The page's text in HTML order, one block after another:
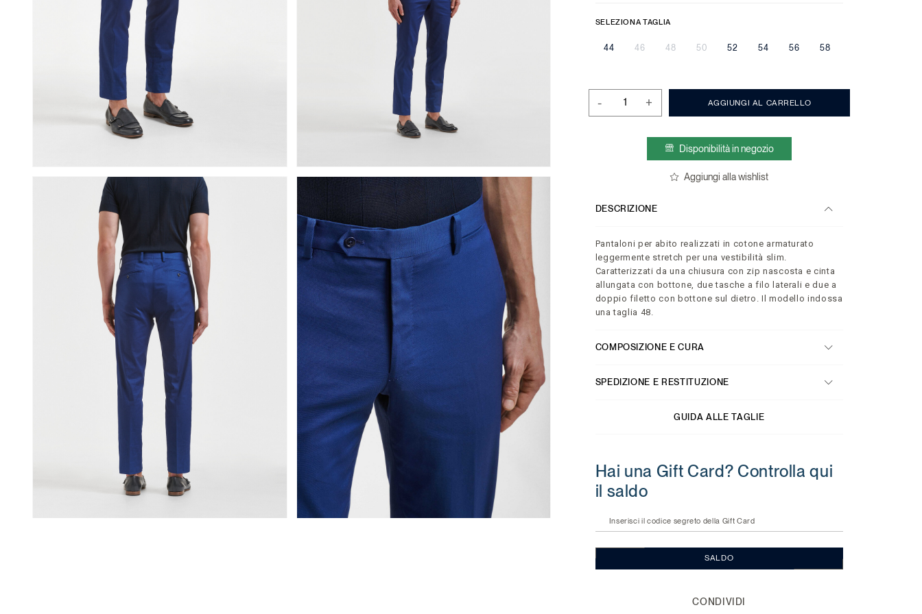
SELEZIONA TAGLIA
44 46 48 50 52 54 56 58
- + AGGIUNGI AL CARRELLO
Disponibilità in negozio
Aggiungi alla wishlist
DESCRIZIONE
Pantaloni per abito realizzati in cotone armaturato
leggermente stretch per una vestibilità slim.
Caratterizzati da una chiusura con zip nascosta e cinta
allungata con bottone, due tasche a filo laterali e due a
doppio filetto con bottone sul dietro. Il modello indossa
una taglia 48.
COMPOSIZIONE E CURA
SPEDIZIONE E RESTITUZIONE
GUIDA ALLE TAGLIE
Hai una Gift Card? Controlla qui
il saldo
Inserisci il codice segreto della Gift Card
SALDO
CONDIVIDI